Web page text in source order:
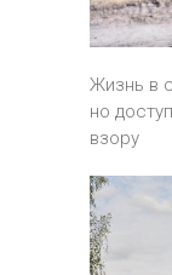
Жизнь в
но
взору